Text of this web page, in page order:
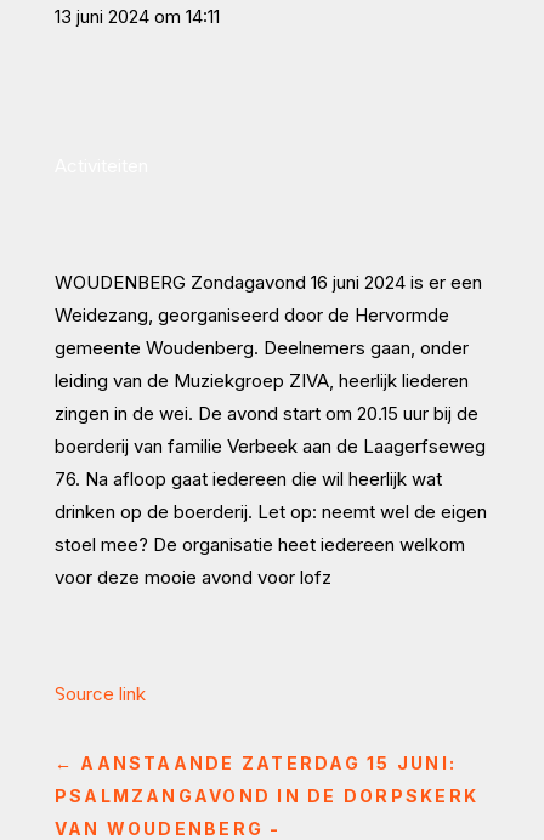
13 juni 2024 om 14:11
WOUDENBERG Zondagavond 16 juni 2024 is er een
Weidezang, georganiseerd door de Hervormde
gemeente Woudenberg. Deelnemers gaan, onder
leiding van de Muziekgroep ZIVA, heerlijk liederen
zingen in de wei. De avond start om 20.15 uur bij de
boerderij van familie Verbeek aan de Laagerfseweg
76. Na afloop gaat iedereen die wil heerlijk wat
drinken op de boerderij. Let op: neemt wel de eigen
stoel mee? De organisatie heet iedereen welkom
voor deze mooie avond voor lofz
Source link
← AANSTAANDE ZATERDAG 15 JUNI:
PSALMZANGAVOND IN DE DORPSKERK
VAN WOUDENBERG -